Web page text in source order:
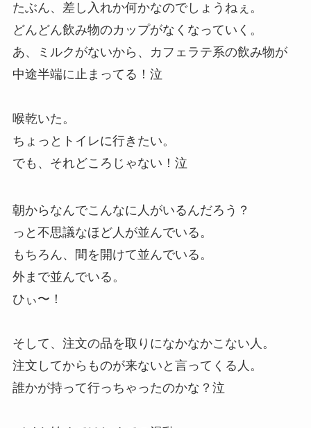
たぶん、差し入れか何かなのでしょうねぇ。
どんどん飲み物のカップがなくなっていく。
あ、ミルクがないから、カフェラテ系の飲み物が
中途半端に止まってる！泣
喉乾いた。
ちょっとトイレに行きたい。
でも、それどころじゃない！泣
朝からなんでこんなに人がいるんだろう？
っと不思議なほど人が並んでいる。
もちろん、間を開けて並んでいる。
外まで並んでいる。
ひぃ〜！
そして、注文の品を取りになかなかこない人。
注文してからものが来ないと言ってくる人。
誰かが持って行っちゃったのかな？泣